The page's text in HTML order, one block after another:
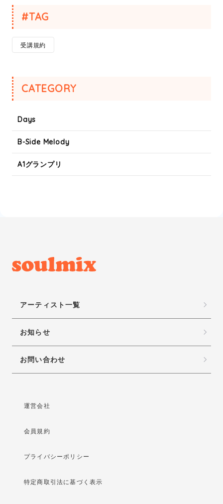
#TAG
受講規約
CATEGORY
Days
B-Side Melody
A1グランプリ
アーティスト一覧
お知らせ
お問い合わせ
運営会社
会員規約
プライバシーポリシー
特定商取引法に基づく表示